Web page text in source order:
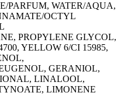
PARFUM, WATER/AQUA,
OCTYL
PROPYLENE GLYCOL,
YELLOW 6/CI 15985,
GERANIOL,
LINALOOL,
LIMONENE